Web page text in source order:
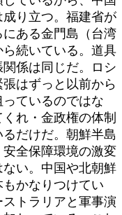
り立つ。福建省が
ある金門島（台湾
続いている。道具
係は同じだ。ロシ
はずっと以前から
ているのではな
れ・金政権の体制
だけだ。朝鮮半島
全保障環境の激変
い。中国や北朝鮮
かなりつけてい
トラリアと軍事演